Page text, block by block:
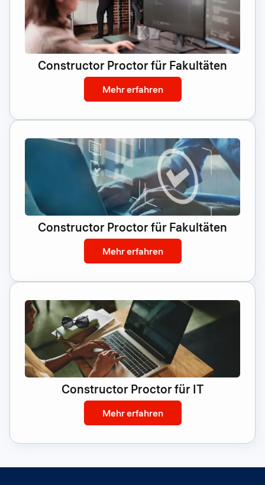
Constructor Proctor für Fakultäten
Mehr erfahren: Constructor Proctor
Constructor Proctor für Fakultäten
Mehr erfahren: Constructor Proctor
Constructor Proctor für IT
Mehr erfahren: Constructor Proctor